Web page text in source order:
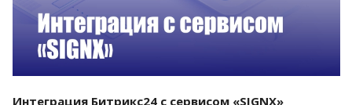
Интеграция Битрикс24 с сервисом «SIGNX»